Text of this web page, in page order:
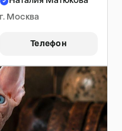
г. Москва
Телефон